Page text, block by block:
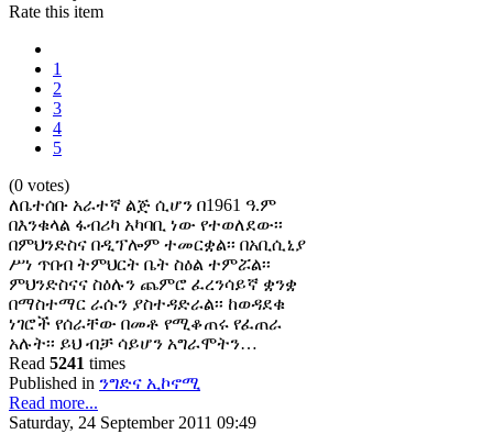
Rate this item
1
2
3
4
5
(0 votes)
ለቤተሰቡ አራተኛ ልጅ ሲሆን በ1961 ዓ.ም
በእንቁላል ፋብሪካ አካባቢ ነው የተወለደው፡፡
በምህንድስና በዲፕሎም ተመርቋል፡፡ በአቢሲኒያ
ሥነ ጥበብ ትምህርት ቤት ስዕል ተምሯል፡፡
ምህንድስናና ስዕሉን ጨምሮ ፈረንሳይኛ ቋንቋ
በማስተማር ራሱን ያስተዳድራል፡፡ ከወዳደቁ
ነገሮች የሰራቸው በመቶ የሚቆጠሩ የፈጠራ
አሉት፡፡ ይህ ብቻ ሳይሆን አግራሞትን…
Read 5241 times
Published in ንግድና ኢኮኖሚ
Read more...
Saturday, 24 September 2011 09:49